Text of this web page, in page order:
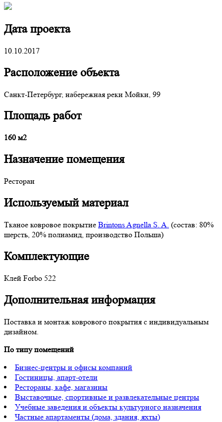
Дата проекта
10.10.2017
Расположение объекта
Санкт-Петербург, набережная реки Мойки, 99
Площадь работ
160 м2
Назначение помещения
Ресторан
Используемый материал
Тканое ковровое покрытие Brintons Agnella S. A. (состав: 80%
шерсть, 20% полиамид, производство Польша)
Комплектующие
Клей Forbo 522
Дополнительная информация
Поставка и монтаж коврового покрытия с индивидуальным
дизайном.
По типу помещений
Бизнес-центры и офисы компаний
Гостиницы, апарт-отели
Рестораны, кафе, магазины
Выставочные, спортивные и развлекательные центры
Учебные заведения и объекты культурного назначения
Частные апартаменты (дома, здания, яхты)